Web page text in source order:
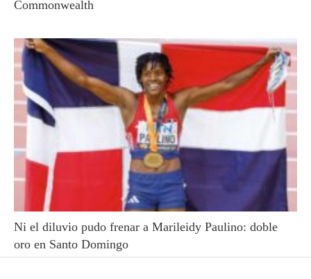
Commonwealth
Ni el diluvio pudo frenar a Marileidy Paulino: doble
oro en Santo Domingo